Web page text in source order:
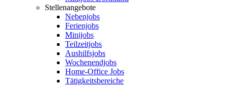
Stellenangebote
Nebenjobs
Ferienjobs
Minijobs
Teilzeitjobs
Aushilfsjobs
Wochenendjobs
Home-Office Jobs
Tätigkeitsbereiche